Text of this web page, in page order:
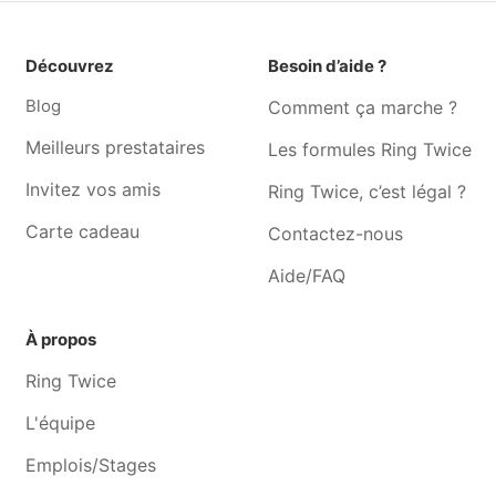
Graphiste Goutroux
Graphiste Monceau-sur-
sambre
Graphiste Fontaine-l'evêque
château
Découvrez
Blog
Meilleurs prestataires
Invitez vos amis
Carte cadeau
Besoin d’aide ?
Comment ça marche ?
Les formules Ring Twice
Ring Twice, c’est légal ?
Contactez-nous
Aide/FAQ
À propos
Ring Twice
L'équipe
Emplois/Stages